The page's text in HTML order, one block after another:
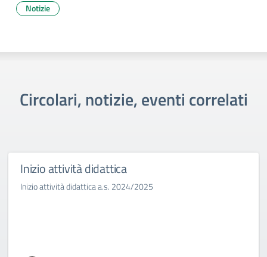
Notizie
Circolari, notizie, eventi correlati
Inizio attività didattica
Inizio attività didattica a.s. 2024/2025